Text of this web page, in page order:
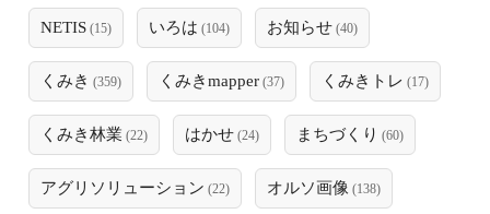
NETIS (15) いろは (104) お知らせ (40)
くみき (359) くみきmapper (37) くみきトレ (17)
くみき林業 (22) はかせ (24) まちづくり (60)
アグリソリューション (22) オルソ画像 (138)